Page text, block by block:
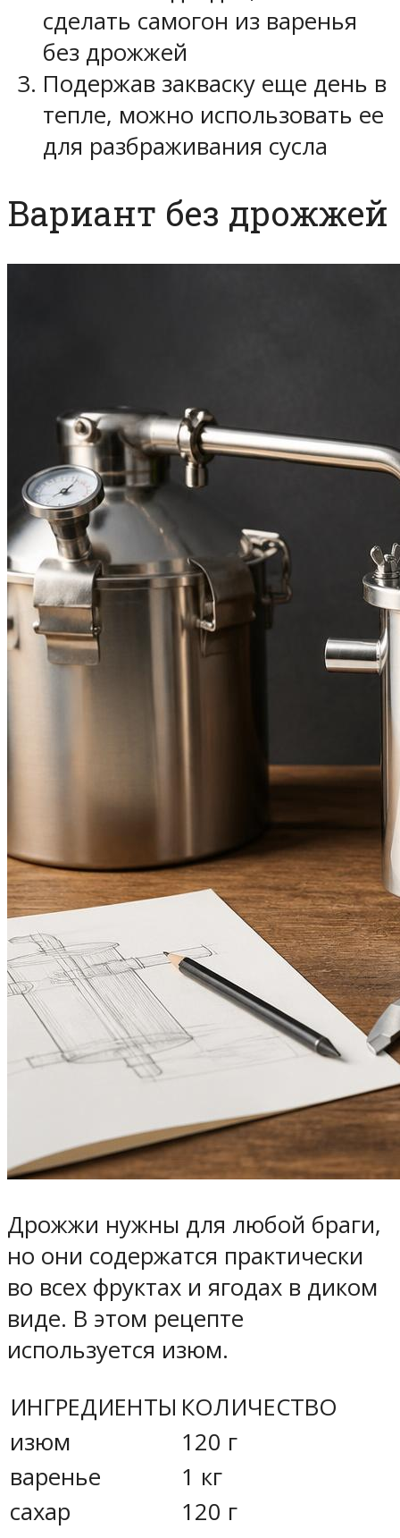
сделать самогон из варенья
без дрожжей
Подержав закваску еще день в
тепле, можно использовать ее
для разбраживания сусла
Вариант без дрожжей
Дрожжи нужны для любой браги,
но они содержатся практически
во всех фруктах и ягодах в диком
виде. В этом рецепте
используется изюм.
ИНГРЕДИЕНТЫ КОЛИЧЕСТВО
изюм
120 г
варенье
1 кг
сахар
120 г